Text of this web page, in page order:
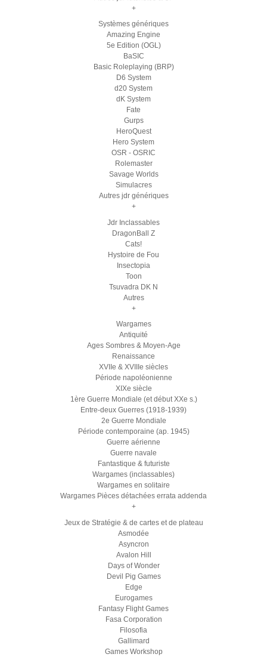
+
Systèmes génériques
Amazing Engine
5e Edition (OGL)
BaSIC
Basic Roleplaying (BRP)
D6 System
d20 System
dK System
Fate
Gurps
HeroQuest
Hero System
OSR - OSRIC
Rolemaster
Savage Worlds
Simulacres
Autres jdr génériques
+
Jdr Inclassables
DragonBall Z
Cats!
Hystoire de Fou
Insectopia
Toon
Tsuvadra DK N
Autres
+
Wargames
Antiquité
Ages Sombres & Moyen-Age
Renaissance
XVIIe & XVIIIe siècles
Période napoléonienne
XIXe siècle
1ère Guerre Mondiale (et début XXe s.)
Entre-deux Guerres (1918-1939)
2e Guerre Mondiale
Période contemporaine (ap. 1945)
Guerre aérienne
Guerre navale
Fantastique & futuriste
Wargames (inclassables)
Wargames en solitaire
Wargames Pièces détachées errata addenda
+
Jeux de Stratégie & de cartes et de plateau
Asmodée
Asyncron
Avalon Hill
Days of Wonder
Devil Pig Games
Edge
Eurogames
Fantasy Flight Games
Fasa Corporation
Filosofia
Gallimard
Games Workshop